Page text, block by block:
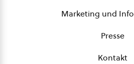
Marketing und
Presse
Kontakt